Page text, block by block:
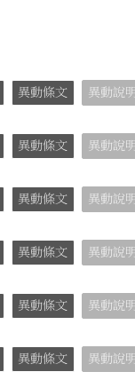
異動條文 異動說明
異動條文 異動說明
異動條文 異動說明
異動條文 異動說明
異動條文 異動說明
異動條文 異動說明